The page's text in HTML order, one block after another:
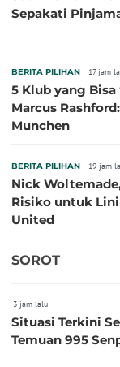
Sepakati
BERITA PILIHAN 17 jam
5 Klub yang
Marcus
Munchen
BERITA PILIHAN 19 jam
Nick
Risiko untuk
United
SOROT
3 jam lalu
Situasi Terkini
Temuan 995